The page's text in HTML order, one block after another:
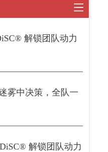
解锁团队动力
雾中决策，全队一
解锁团队动力